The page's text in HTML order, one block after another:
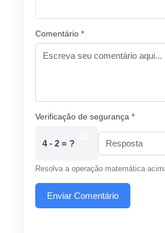
Comentário *
Verificação de segurança *
4 - 2 = ?
Resolva a operação matemática
Enviar Comentário